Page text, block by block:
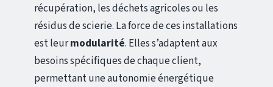
récupération, les déchets agricoles ou les
résidus de scierie. La force de ces installations
est leurmodularité. Elles s’adaptent aux
besoins spécifiques de chaque client,
permettant une autonomie énergétique